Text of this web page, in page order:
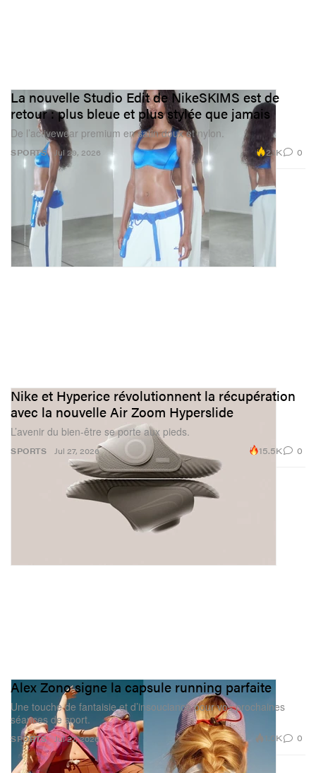
SPORTS
La nouvelle Studio Edit de NikeSKIMS est de
retour : plus bleue et plus stylée que jamais
De l’activewear premium en satin doux et nylon.
Jul 29, 2026 2.1K 0
SPORTS
Nike et Hyperice révolutionnent la récupération
avec la nouvelle Air Zoom Hyperslide
L’avenir du bien-être se porte aux pieds.
Jul 27, 2026 15.5K 0
SPORTS
Alex Zono signe la capsule running parfaite
Une touche de fantaisie et d’insouciance pour vos prochaines
séances de sport.
Jul 27, 2026 1.0K 0